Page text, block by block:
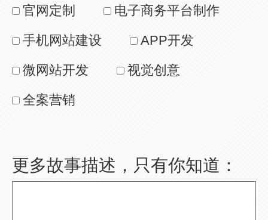
官网定制
电子商务平台制作
手机网站建设
APP开发
微网站开发
视觉创意
全案营销
更多故事描述，只有你知道：